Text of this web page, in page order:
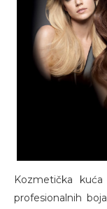
Kozmetička
profesionalnih